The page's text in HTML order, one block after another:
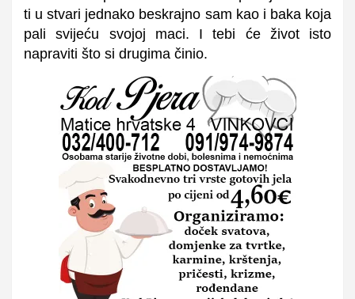
ti u stvari jednako beskrajno sam kao i baka koja
pali svijeću svojoj maci. I tebi će život isto
napraviti što si drugima činio.